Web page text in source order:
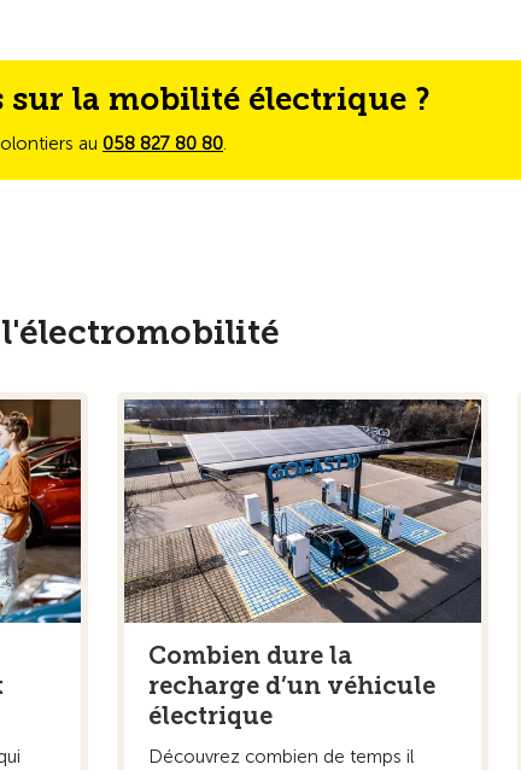
sur la mobilité électrique ?
au 058 827 80 80.
l'électromobilité
Combien dure la
recharge d’un véhicule
électrique
Découvrez combien de temps il